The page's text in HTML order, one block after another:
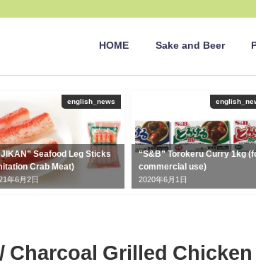
HOME Sake and Beer
english_news
Seafood Leg Sticks
Crab Meat)
年6月2日
“S&B” Torokeru Curry 1kg
commercial use)
2020年6月1日
Charcoal Grilled Chicken